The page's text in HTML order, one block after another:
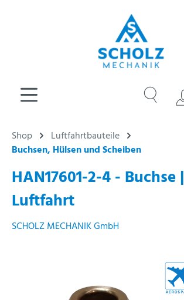
Shop
Luftfahrtbauteile
Buchsen, Hülsen und Scheiben
HAN17601-2-4 - Buchse |
Luftfahrt
SCHOLZ MECHANIK GmbH